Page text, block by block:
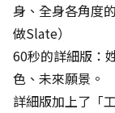
身、全身各角度
做Slate）
60秒的詳細版：
色、未來願景。
詳細版加上了「